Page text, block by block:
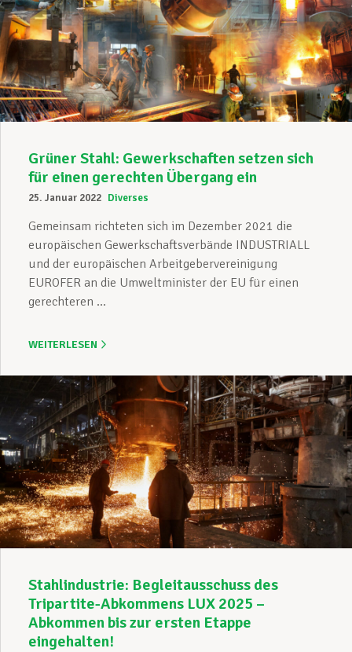
Grüner Stahl: Gewerkschaften setzen sich
für einen gerechten Übergang ein
25. Januar 2022 Diverses
Gemeinsam richteten sich im Dezember 2021 die
europäischen Gewerkschaftsverbände INDUSTRIALL
und der europäischen Arbeitgebervereinigung
EUROFER an die Umweltminister der EU für einen
gerechteren ...
WEITERLESEN
Stahlindustrie: Begleitausschuss des
Tripartite-Abkommens LUX 2025 –
Abkommen bis zur ersten Etappe
eingehalten!